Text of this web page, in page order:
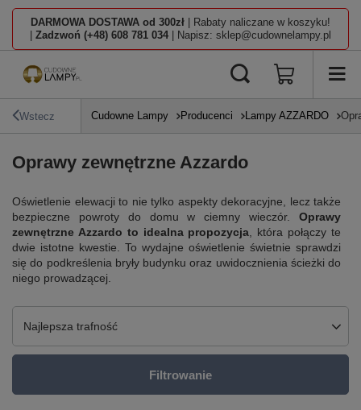
DARMOWA DOSTAWA od 300zł | Rabaty naliczane w koszyku!
Zadzwoń (+48) 608 781 034 | Napisz: sklep@cudownelampy.pl
Wstecz Cudowne Lampy Producenci Lampy AZZARDO
Oprawy zewnętrzne Azzardo
Oświetlenie elewacji to nie tylko aspekty dekoracyjne, lecz także
bezpieczne powroty do domu w ciemny wieczór.
Oprawy
zewnętrzne Azzardo to idealna propozycja , która połączy te
dwie istotne kwestie. To wydajne oświetlenie świetnie sprawdzi
się do podkreślenia bryły budynku oraz uwidocznienia ścieżki do
niego prowadzącej.
Zmień sortowanie
Najlepsza trafność
Filtrowanie